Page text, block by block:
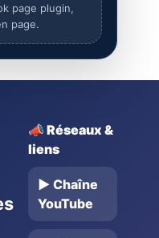
page plugin,
page.
📣 Réseaux &
liens
▶️ Chaîne
YouTube